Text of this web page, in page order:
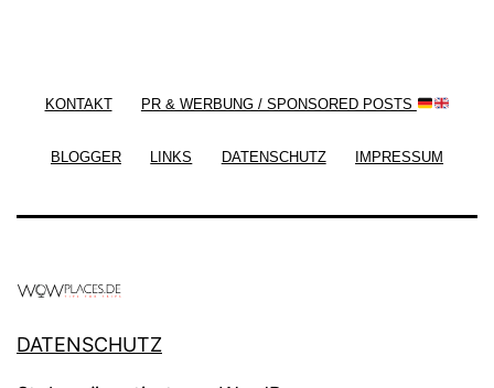
KONTAKT PR & WERBUNG / SPONSORED POSTS
BLOGGER LINKS DATENSCHUTZ IMPRESSUM
DATENSCHUTZ